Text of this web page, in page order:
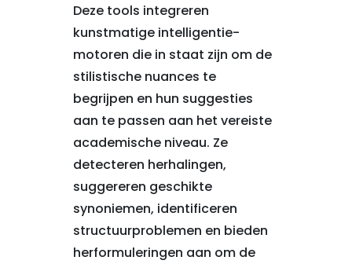
Deze tools integreren
kunstmatige intelligentie-
motoren die in staat zijn om de
stilistische nuances te
begrijpen en hun suggesties
aan te passen aan het vereiste
academische niveau. Ze
detecteren herhalingen,
suggereren geschikte
synoniemen, identificeren
structuurproblemen en bieden
herformuleringen aan om de